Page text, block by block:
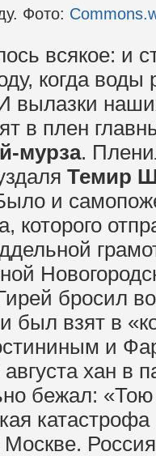
Фото:
всякое: и
когда
вылазки
в плен
мурза.
Темир
и
которого
бросил
был взят в
и
хан в
бежал:
катастрофа
Москве.